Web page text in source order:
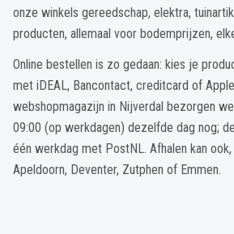
onze winkels gereedschap, elektra,
producten, allemaal voor bodemprijzen,
Online bestellen is zo gedaan: kies je
met iDEAL, Bancontact, creditcard of
webshopmagazijn in Nijverdal bezorgen
09:00 (op werkdagen) dezelfde dag nog;
één werkdag met PostNL. Afhalen kan
Apeldoorn, Deventer, Zutphen of Emmen.